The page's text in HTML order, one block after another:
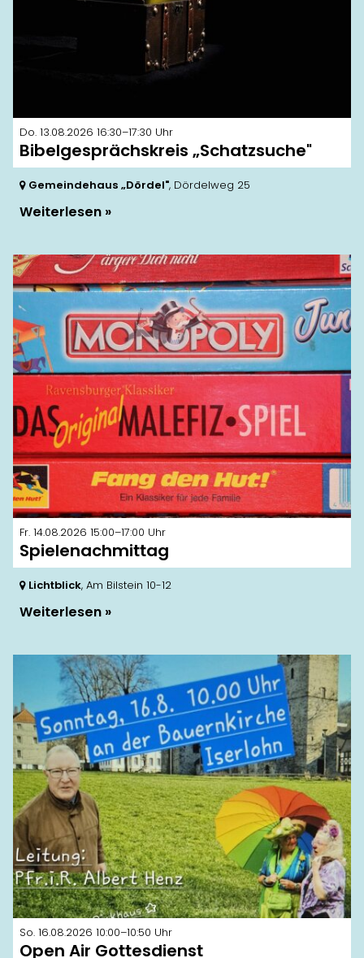
Do. 13.08.2026 16:30–17:30 Uhr
Bibelgesprächskreis „Schatzsuche"
Gemeindehaus „Dördel", Dördelweg 25
Weiterlesen
Fr. 14.08.2026 15:00–17:00 Uhr
Spielenachmittag
Lichtblick, Am Bilstein 10-12
Weiterlesen
So. 16.08.2026 10:00–10:50 Uhr
Open Air Gottesdienst